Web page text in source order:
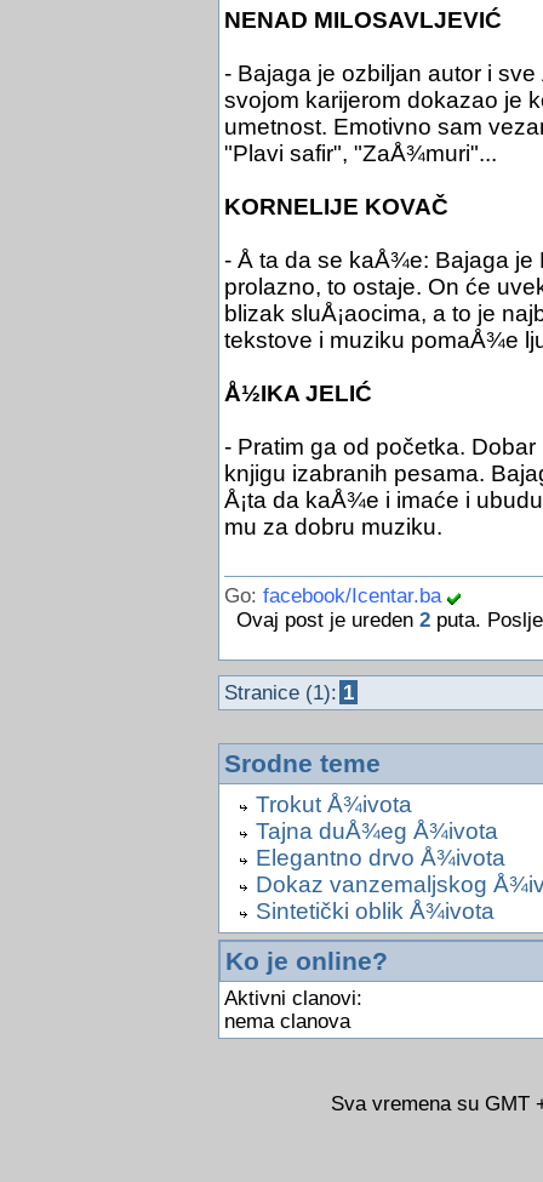
NENAD MILOSAVLJEVIĆ
- Bajaga je ozbiljan autor i
svojom karijerom dokazao je
umetnost. Emotivno sam
"Plavi safir", "ZaÅ¾muri"...
KORNELIJE KOVAČ
- Å ta da se kaÅ¾e: Bajaga je
prolazno, to ostaje. On će
blizak sluÅ¡aocima, a to je
tekstove i muziku pomaÅ¾e
Å½IKA JELIĆ
- Pratim ga od početka.
knjigu izabranih pesama.
Å¡ta da kaÅ¾e i imaće i
mu za dobru muziku.
Go: facebook/Icentar.ba
Ovaj post je ureden 2puta.
Stranice (1): 1
Srodne teme
Trokut Å¾ivota
Tajna duÅ¾eg Å¾ivota
Elegantno drvo Å¾ivota
Dokaz vanzemaljskog
Sintetički oblik Å¾ivota
Ko je online?
Aktivni clanovi:
nema clanova
Sva vremena su GMT